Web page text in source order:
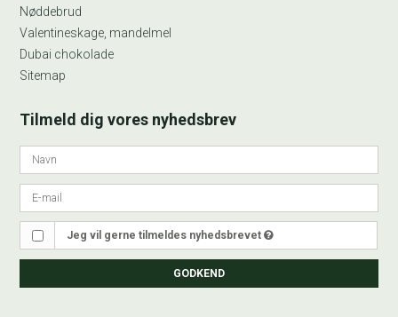
Nøddebrud
Valentineskage, mandelmel
Dubai chokolade
Sitemap
Tilmeld dig vores nyhedsbrev
Jeg vil gerne tilmeldes nyhedsbrevet
GODKEND